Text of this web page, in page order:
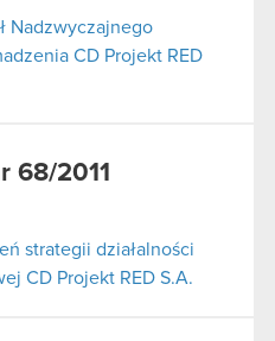
Nadzwyczajnego
CD Projekt RED
68/2011
strategii działalności
CD Projekt RED S.A.